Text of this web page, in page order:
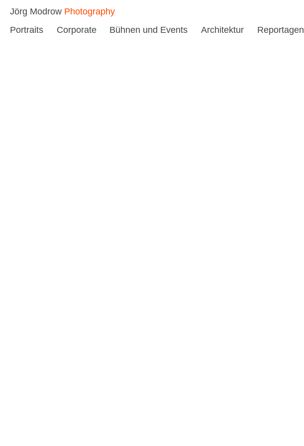
Jörg Modrow Photography
Portraits Corporate Bühnen und Events Architektur Reportagen